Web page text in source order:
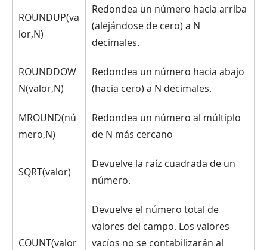
ROUNDUP(va
lor,N)
Redondea un número hacia arriba
(alejándose de cero) a N
decimales.
ROUNDDOW
N(valor,N)
Redondea un número hacia abajo
(hacia cero) a N decimales.
MROUND(nú
mero,N)
Redondea un número al múltiplo
de N más cercano
SQRT(valor)
Devuelve la raíz cuadrada de un
número.
COUNT(valor
Devuelve el número total de
valores del campo. Los valores
vacíos no se contabilizarán al